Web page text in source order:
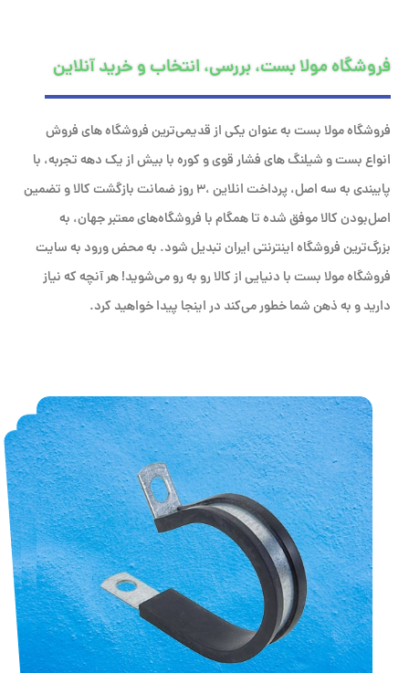
فروشگاه مولا بست، بررسی، انتخاب و خرید آنلاین
فروشگاه مولا بست به عنوان یکی از قدیمی‌ترین فروشگاه های فروش
انواع بست و شیلنگ های فشار قوی و کوره با بیش از یک دهه تجربه، با
پایبندی به سه اصل، پرداخت انلاین ،۳ روز ضمانت بازگشت کالا و تضمین
اصل‌بودن کالا موفق شده تا همگام با فروشگاه‌های معتبر جهان، به
بزرگ‌ترین فروشگاه اینترنتی ایران تبدیل شود. به محض ورود به سایت
فروشگاه مولا بست با دنیایی از کالا رو به رو می‌شوید! هر آنچه که نیاز
دارید و به ذهن شما خطور می‌کند در اینجا پیدا خواهید کرد.